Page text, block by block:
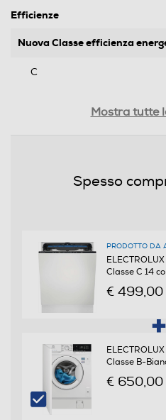
Efficienze
Nuova Classe efficienza
C
Consumo di energia del
Numero di temperature
Numero programmi
Mostra tutte
Spesso
PRODOTTO DA
Classe C 14
€ 499,00
Classe B-
€ 650,00